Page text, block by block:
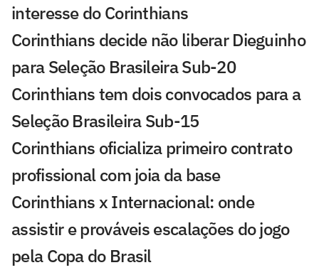
interesse do Corinthians
Corinthians decide não liberar Dieguinho
para Seleção Brasileira Sub-20
Corinthians tem dois convocados para a
Seleção Brasileira Sub-15
Corinthians oficializa primeiro contrato
profissional com joia da base
Corinthians x Internacional: onde
assistir e prováveis escalações do jogo
pela Copa do Brasil